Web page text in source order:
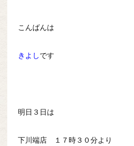
こんばんは
きよしです
明日３日は
下川端店 １７時３０分より